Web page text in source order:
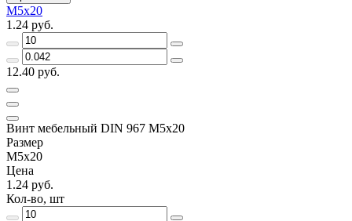
М5х20
1.24 руб.
12.40 руб.
Винт мебельный DIN 967 М5х20
Размер
М5х20
Цена
1.24 руб.
Кол-во, шт